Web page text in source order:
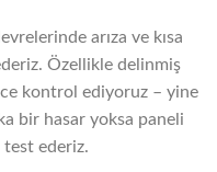
arıza ve kısa
Özellikle delinmiş
kontrol ediyoruz – yine
bir hasar yoksa paneli
test ederiz.